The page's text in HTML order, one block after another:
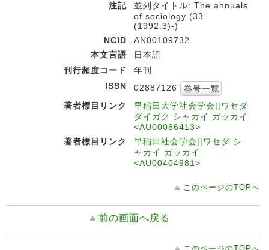
注記
並列タイトル: The annuals
of sociology (33
(1992.3)-)
NCID
AN00109732
本文言語
日本語
刊行頻度コード
年刊
ISSN
02887126
著者標目リンク
早稲田大学社会学会||ワセダ
ダイガク シャカイ ガッカイ
<AU00086413>
著者標目リンク
早稲田社会学会||ワセダ シ
ャカイ ガッカイ
<AU00404981>
このページのTOPへ
前の画面へ戻る